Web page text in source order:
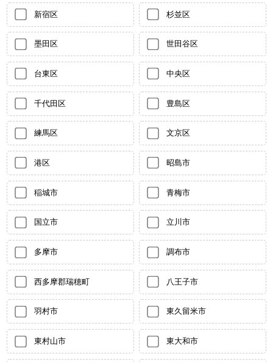
新宿区 杉並区
墨田区 世田谷区
台東区 中央区
千代田区 豊島区
練馬区 文京区
港区 昭島市
稲城市 青梅市
国立市 立川市
多摩市 調布市
西多摩郡瑞穂町 八王子市
羽村市 東久留米市
東村山市 東大和市